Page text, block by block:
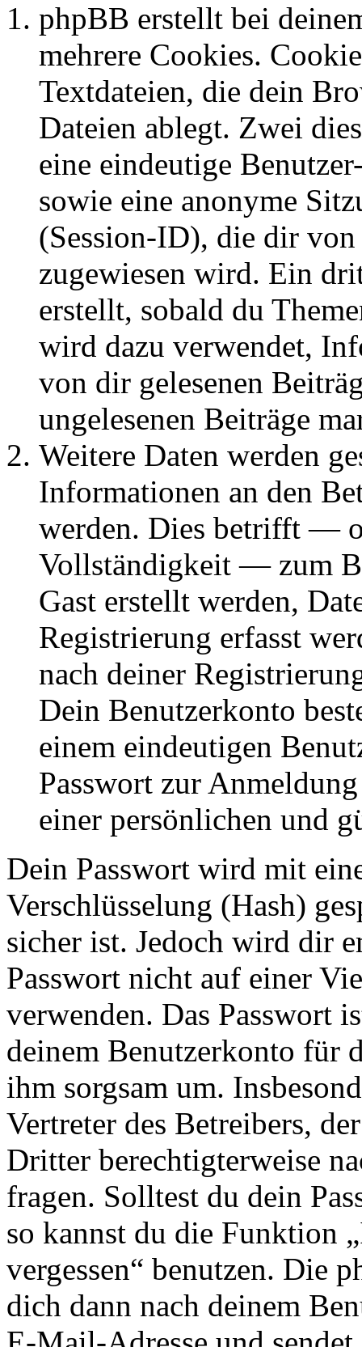
phpBB erstellt bei
mehrere Cookies.
Textdateien, die dein
Dateien ablegt. Zwei
eine eindeutige
sowie eine anonyme
(Session-ID), die dir
zugewiesen wird. Ein
erstellt, sobald du
wird dazu verwendet,
von dir gelesenen
ungelesenen Beiträge
Weitere Daten werden
Informationen an den
werden. Dies betrifft —
Vollständigkeit — zum
Gast erstellt werden,
Registrierung erfasst
nach deiner
Dein Benutzerkonto
einem eindeutigen
Passwort zur
einer persönlichen und
Dein Passwort wird mit
Verschlüsselung (Hash)
sicher ist. Jedoch wird dir
Passwort nicht auf einer
verwenden. Das Passwort
deinem Benutzerkonto für
ihm sorgsam um.
Vertreter des Betreibers,
Dritter berechtigterweise
fragen. Solltest du dein
so kannst du die Funktion
vergessen“ benutzen. Die
dich dann nach deinem